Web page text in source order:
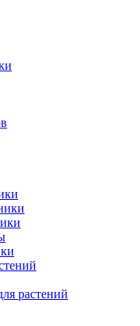
растений